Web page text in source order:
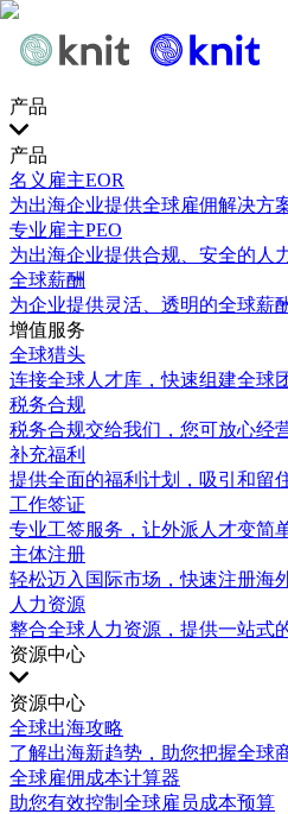
产品
产品
名义雇主EOR
为出海企业提供全球雇佣解决方
专业雇主PEO
为出海企业提供合规、安全的人
全球薪酬
为企业提供灵活、透明的全球薪
增值服务
全球猎头
连接全球人才库，快速组建全球
税务合规
税务合规交给我们，您可放心经
补充福利
提供全面的福利计划，吸引和留
工作签证
专业工签服务，让外派人才变简
主体注册
轻松迈入国际市场，快速注册海
人力资源
整合全球人力资源，提供一站式
资源中心
资源中心
全球出海攻略
了解出海新趋势，助您把握全球
全球雇佣成本计算器
助您有效控制全球雇员成本预算